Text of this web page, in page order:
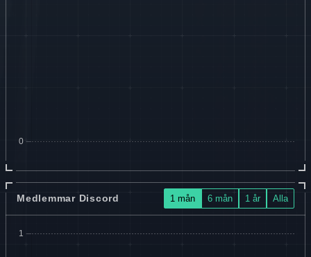
Medlemmar Discord 1 mån 6 mån 1 år Alla